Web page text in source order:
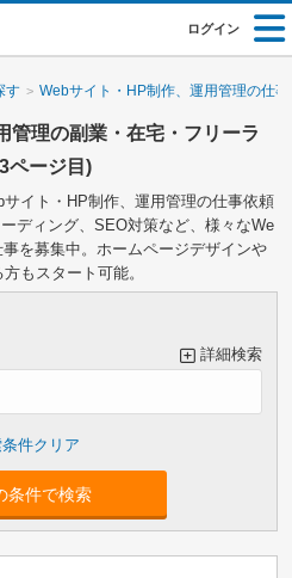
ログイン
す Webサイト・HP制作、運用管理の仕事
管理の副業・在宅・フリーラ
ページ目)
イト・HP制作、運用管理の仕事依頼
ディング、SEO対策など、様々なWe
を募集中。ホームページデザインや
もスタート可能。
詳細検索
条件で検索